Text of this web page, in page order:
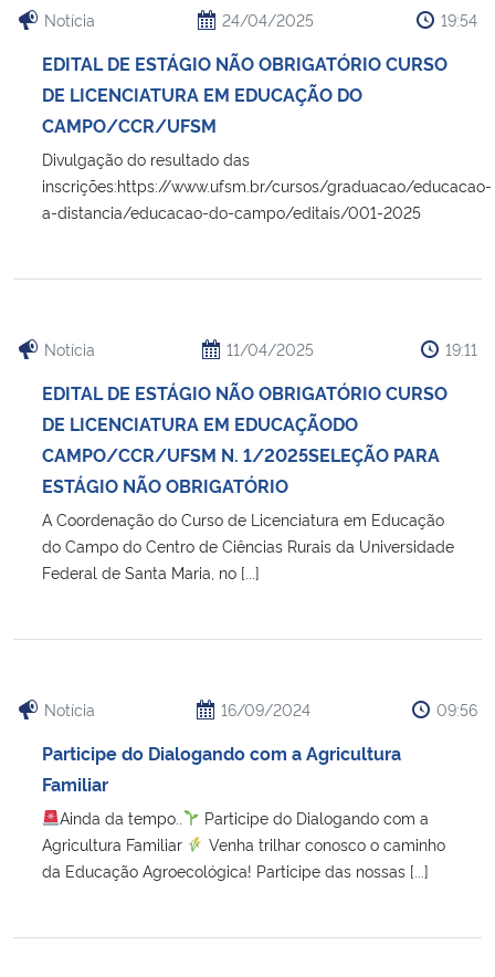
Notícia 24/04/2025 19:54
EDITAL DE ESTÁGIO NÃO OBRIGATÓRIO CURSO
DE LICENCIATURA EM EDUCAÇÃO DO
CAMPO/CCR/UFSM
Divulgação do resultado das
inscrições:https://www.ufsm.br/cursos/graduacao/educacao-
a-distancia/educacao-do-campo/editais/001-2025
Notícia 11/04/2025 19:11
EDITAL DE ESTÁGIO NÃO OBRIGATÓRIO CURSO
DE LICENCIATURA EM EDUCAÇÃODO
CAMPO/CCR/UFSM N. 1/2025SELEÇÃO PARA
ESTÁGIO NÃO OBRIGATÓRIO
A Coordenação do Curso de Licenciatura em Educação
do Campo do Centro de Ciências Rurais da Universidade
Federal de Santa Maria, no [...]
Notícia 16/09/2024 09:56
Participe do Dialogando com a Agricultura
Familiar
Ainda da tempo..
Participe do Dialogando com a
Agricultura Familiar
Venha trilhar conosco o caminho
da Educação Agroecológica! Participe das nossas [...]